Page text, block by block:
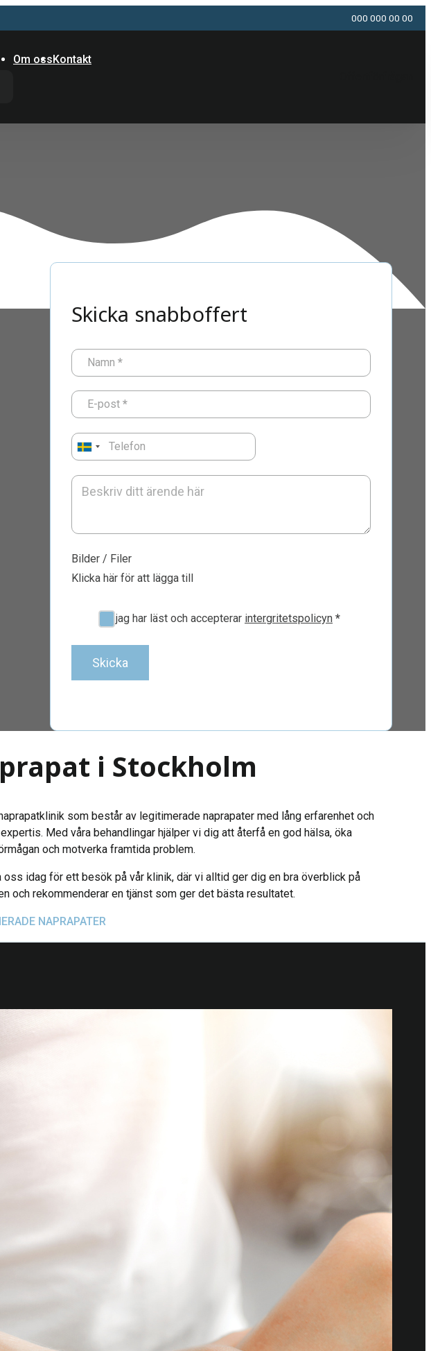
000 000 00 00
Om ossKontakt
Skicka snabboffert
Namn *
E-post *
Telefon
Bilder / Filer
Klicka här för att lägga till
Ja, jag har läst och accepterar intergritetspolicyn *
Skicka
i Stockholm
som består av legitimerade naprapater med lång erfarenhet och
Med våra behandlingar hjälper vi dig att återfå en god hälsa, öka
och motverka framtida problem.
oss idag för ett besök på vår klinik, där vi alltid ger dig en bra överblick på
och rekommenderar en tjänst som ger det bästa resultatet.
NAPRAPATER